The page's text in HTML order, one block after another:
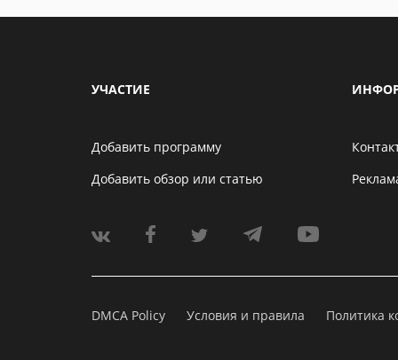
УЧАСТИЕ
Добавить программу
Добавить обзор или статью
DMCA Policy Условия и правила Политика